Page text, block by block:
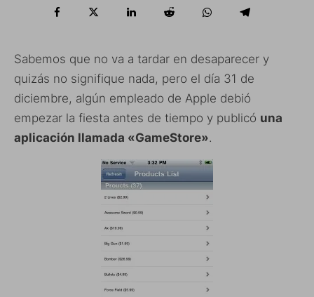
Sabemos que no va a tardar en desaparecer y
quizás no signifique nada, pero el día 31 de
diciembre, algún empleado de Apple debió
empezar la fiesta antes de tiempo y publicó una
aplicación llamada «GameStore».